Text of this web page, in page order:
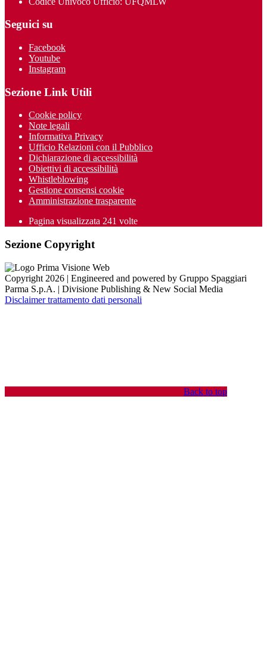
Seguici su
Facebook
Youtube
Instagram
Sezione Link Utili
Cookie policy
Note legali
Informativa Privacy
Ufficio Relazioni con il Pubblico
Dichiarazione di accessibilità
Obiettivi di accessibilità
Whistleblowing
Gestione consensi cookie
Amministrazione trasparente
Pagina visualizzata 241 volte
Sezione Copyright
Copyright 2026 | Engineered and powered by Gruppo Spaggiari
Parma S.p.A. | Divisione Publishing & New Social Media
Disclaimer trattamento dati personali
Back to top